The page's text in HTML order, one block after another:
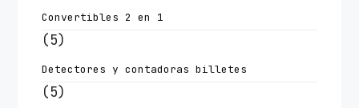
Convertibles 2 en 1
(5)
Detectores y contadoras billetes
(5)